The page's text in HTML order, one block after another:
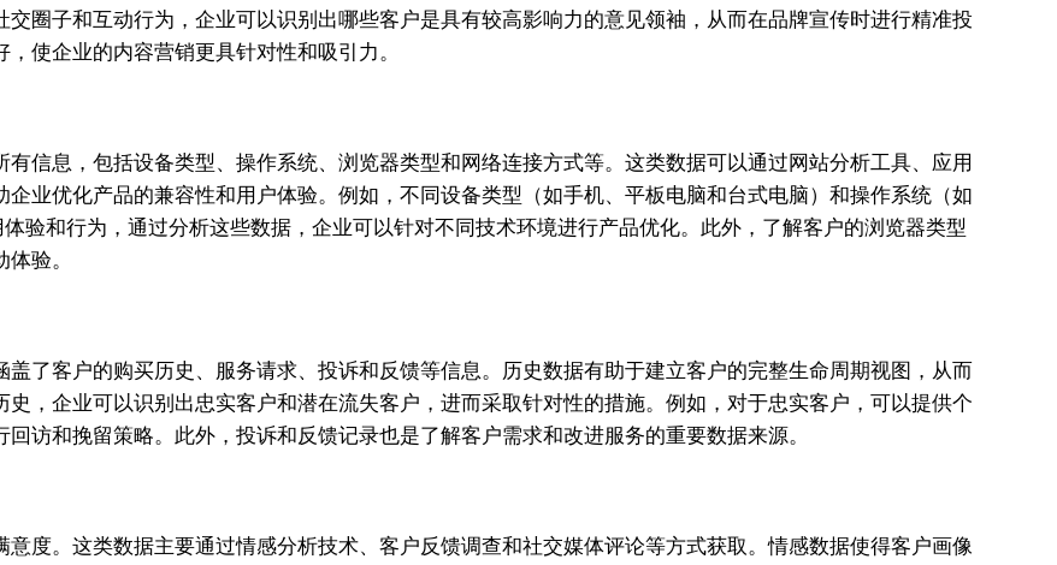
圈子和互动行为，企业可以识别出哪些客户是具有较高影响力的意见领袖，从而在品牌宣传时进行精准投
使企业的内容营销更具针对性和吸引力。
信息，包括设备类型、操作系统、浏览器类型和网络连接方式等。这类数据可以通过网站分析工具、应用
业优化产品的兼容性和用户体验。例如，不同设备类型（如手机、平板电脑和台式电脑）和操作系统（如
验和行为，通过分析这些数据，企业可以针对不同技术环境进行产品优化。此外，了解客户的浏览器类型
验。
了客户的购买历史、服务请求、投诉和反馈等信息。历史数据有助于建立客户的完整生命周期视图，从而
，企业可以识别出忠实客户和潜在流失客户，进而采取针对性的措施。例如，对于忠实客户，可以提供个
访和挽留策略。此外，投诉和反馈记录也是了解客户需求和改进服务的重要数据来源。
度。这类数据主要通过情感分析技术、客户反馈调查和社交媒体评论等方式获取。情感数据使得客户画像